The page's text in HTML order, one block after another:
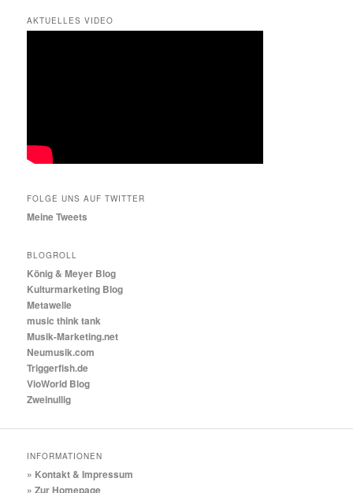
AKTUELLES VIDEO
FOLGE UNS AUF TWITTER
Meine Tweets
BLOGROLL
König & Meyer Blog
Kulturmarketing Blog
Metawelle
music think tank
Musik-Marketing.net
Neumusik.com
Triggerfish.de
VioWorld Blog
Zweinullig
INFORMATIONEN
» Kontakt & Impressum
» Zur Homepage